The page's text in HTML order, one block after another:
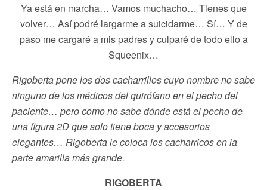
Ya está en marcha… Vamos muchacho… Tienes que
volver… Así podré largarme a suicidarme… Sí… Y de
paso me cargaré a mis padres y culparé de todo ello a
Squeenix…
Rigoberta pone los dos cacharrillos cuyo nombre no sabe
ninguno de los médicos del quirófano en el pecho del
paciente… pero como no sabe dónde está el pecho de
una figura 2D que solo tiene boca y accesorios
elegantes… Rigoberta le coloca los cacharricos en la
parte amarilla más grande.
RIGOBERTA